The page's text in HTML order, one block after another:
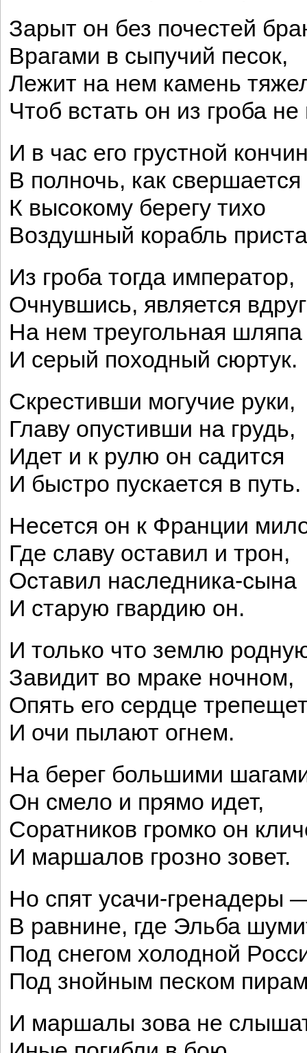
Зарыт он без почестей
Врагами в сыпучий песок,
Лежит на нем камень
Чтоб встать он из гроба не
И в час его грустной
В полночь, как свершается
К высокому берегу тихо
Воздушный корабль
Из гроба тогда император,
Очнувшись, является
На нем треугольная шляпа
И серый походный сюртук.
Скрестивши могучие руки,
Главу опустивши на грудь,
Идет и к рулю он садится
И быстро пускается в путь.
Несется он к Франции
Где славу оставил и трон,
Оставил наследника-сына
И старую гвардию он.
И только что землю
Завидит во мраке ночном,
Опять его сердце
И очи пылают огнем.
На берег большими
Он смело и прямо идет,
Соратников громко он
И маршалов грозно зовет.
Но спят усачи-гренадеры
В равнине, где Эльба
Под снегом холодной
Под знойным песком
И маршалы зова не